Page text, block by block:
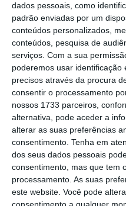
dados pessoais, como
padrão enviadas por um
conteúdos personalizados,
conteúdos, pesquisa de
serviços. Com a sua
poderemos usar identificação
precisos através da procura
consentir o processamento
nossos 1733 parceiros,
alternativa, pode aceder a
alterar as suas preferências
consentimento. Tenha em
dos seus dados pessoais
consentimento, mas que tem
processamento. As suas
este website. Você pode
Fundada em 2020
de investimento
a Vantage afirmou-
segmento dos
especializados,
negócio de seguros
1,6 mil milhões de
2025. A companhia
utilização intensiva
dados e modelos
risco.